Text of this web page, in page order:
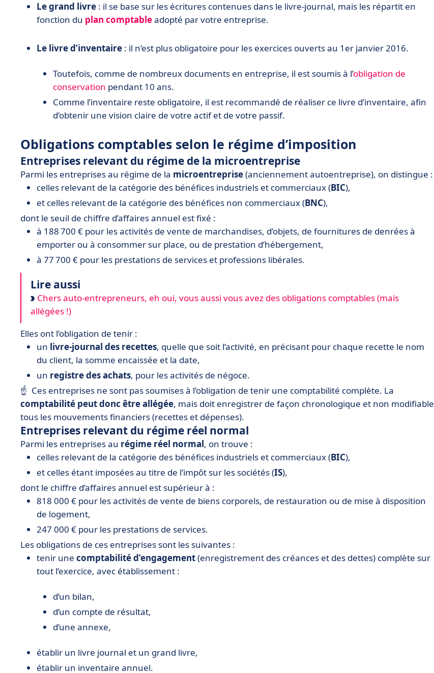
Le grand livre : il se base sur les écritures contenues dans le livre-journal, mais les répartit en
fonction du plan comptableadopté par votre entreprise.
Le livre d’inventaire : il n’est plus obligatoire pour les exercices ouverts au 1er janvier 2016.
Toutefois, comme de nombreux documents en entreprise, il est soumis à l’obligation de
conservation pendant 10 ans.
Comme l’inventaire reste obligatoire, il est recommandé de réaliser ce livre d’inventaire, afin
d’obtenir une vision claire de votre actif et de votre passif.
Obligations comptables selon le régime d’imposition
Entreprises relevant du régime de la microentreprise
Parmi les entreprises au régime de la microentreprise(anciennement autoentreprise), on distingue :
celles relevant de la catégorie des bénéfices industriels et commerciaux (BIC),
et celles relevant de la catégorie des bénéfices non commerciaux (BNC),
dont le seuil de chiffre d’affaires annuel est fixé :
à 188 700 € pour les activités de vente de marchandises, d’objets, de fournitures de denrées à
emporter ou à consommer sur place, ou de prestation d’hébergement,
à 77 700 € pour les prestations de services et professions libérales.
Lire aussi
Chers auto-entrepreneurs, eh oui, vous aussi vous avez des obligations comptables (mais
allégées !)
Elles ont l’obligation de tenir :
un livre-journal des recettes, quelle que soit l’activité, en précisant pour chaque recette le nom
du client, la somme encaissée et la date,
un registre des achats, pour les activités de négoce.
☝ Ces entreprises ne sont pas soumises à l’obligation de tenir une comptabilité complète. La
comptabilité peut donc être allégée, mais doit enregistrer de façon chronologique et non modifiable
tous les mouvements financiers (recettes et dépenses).
Entreprises relevant du régime réel normal
Parmi les entreprises au régime réel normal, on trouve :
celles relevant de la catégorie des bénéfices industriels et commerciaux (BIC),
et celles étant imposées au titre de l’impôt sur les sociétés (IS),
dont le chiffre d’affaires annuel est supérieur à :
818 000 € pour les activités de vente de biens corporels, de restauration ou de mise à disposition
de logement,
247 000 € pour les prestations de services.
Les obligations de ces entreprises sont les suivantes :
tenir une comptabilité d’engagement(enregistrement des créances et des dettes) complète sur
tout l’exercice, avec établissement :
d’un bilan,
d’un compte de résultat,
d’une annexe,
établir un livre journal et un grand livre,
établir un inventaire annuel.